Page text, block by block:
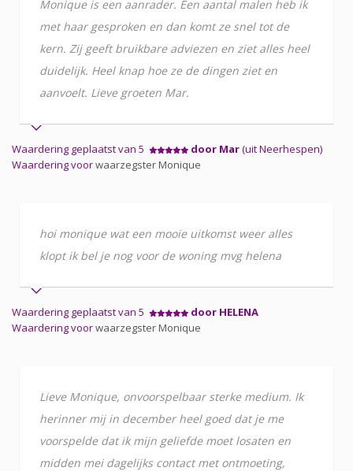
Monique is een aanrader. Een aantal malen heb ik
met haar gesproken en dan komt ze snel tot de
kern. Zij geeft bruikbare adviezen en ziet alles heel
duidelijk. Heel knap hoe ze de dingen ziet en
aanvoelt. Lieve groeten Mar.
Waardering geplaatst van 5 door Mar(uit Neerhespen)
Waardering voorwaarzegster Monique
hoi monique wat een mooie uitkomst weer alles
klopt ik bel je nog voor de woning mvg helena
Waardering geplaatst van 5
door HELENA
Waardering voorwaarzegster Monique
Lieve Monique, onvoorspelbaar sterke medium. Ik
herinner mij in december heel goed dat je me
voorspelde dat ik mijn geliefde moet losaten en
midden mei dagelijks contact met ontmoeting,